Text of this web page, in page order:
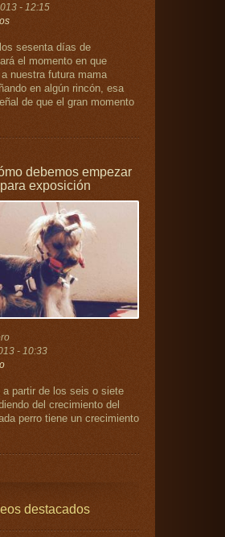
- 12:15
sesenta días de
el momento en que
nuestra futura mama
en algún rincón, esa
de que el gran momento
debemos empezar
exposición
- 10:33
a partir de los seis o siete
del crecimiento del
perro tiene un crecimiento
destacados